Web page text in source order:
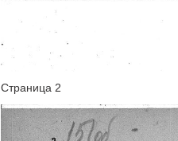
Страница 2